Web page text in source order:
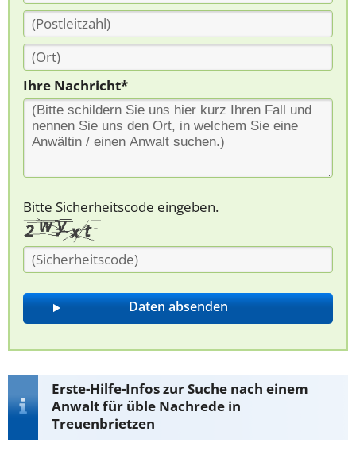
Ihre Nachricht*
Bitte Sicherheitscode eingeben.
Erste-Hilfe-Infos zur Suche nach einem
Anwalt für üble Nachrede in
Treuenbrietzen